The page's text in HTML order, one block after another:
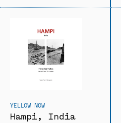
YELLOW NOW
Hampi, India